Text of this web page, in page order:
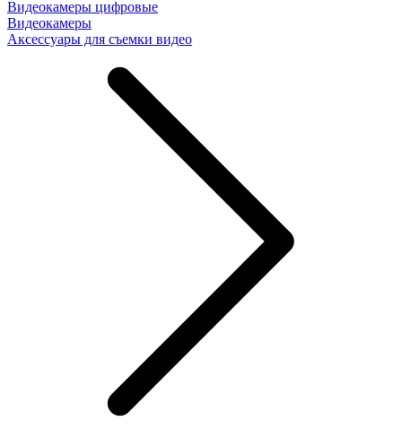
Видеокамеры цифровые
Видеокамеры
Аксессуары для съемки видео